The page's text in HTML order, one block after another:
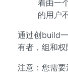
着由一
的用户
通过创build
有者，组和权
注意：您需要